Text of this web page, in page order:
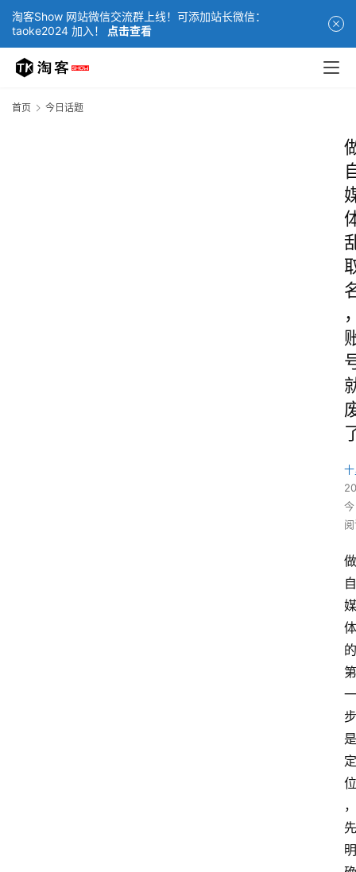
淘客Show 网站微信交流群上线！可添加站长微信：
taoke2024 加入！
点击查看
首页 今日话题
做
自
媒
体
的
第
一
步
是
定
位
，
先
明